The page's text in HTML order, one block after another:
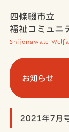
四條畷市立
福祉コミュニ
Shijonawate
お知らせ
2021年7月